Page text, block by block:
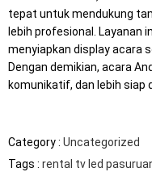
tepat untuk mendukung
lebih profesional. Layanan
menyiapkan display acara
Dengan demikian, acara
komunikatif, dan lebih siap
Category : Uncategorized
Tags : rental tv led